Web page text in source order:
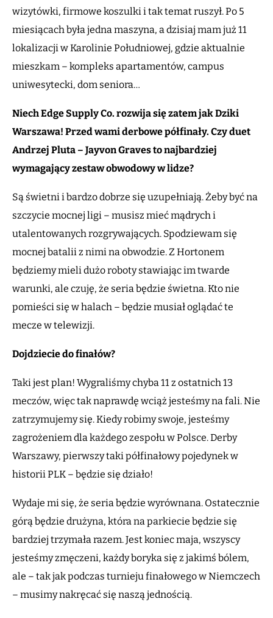
wizytówki, firmowe koszulki i tak temat ruszył. Po 5
miesiącach była jedna maszyna, a dzisiaj mam już 11
lokalizacji w Karolinie Południowej, gdzie aktualnie
mieszkam – kompleks apartamentów, campus
uniwesytecki, dom seniora…
Niech Edge Supply Co. rozwija się zatem jak Dziki
Warszawa! Przed wami derbowe półfinały. Czy duet
Andrzej Pluta – Jayvon Graves to najbardziej
wymagający zestaw obwodowy w lidze?
Są świetni i bardzo dobrze się uzupełniają. Żeby być na
szczycie mocnej ligi – musisz mieć mądrych i
utalentowanych rozgrywających. Spodziewam się
mocnej batalii z nimi na obwodzie. Z Hortonem
będziemy mieli dużo roboty stawiając im twarde
warunki, ale czuję, że seria będzie świetna. Kto nie
pomieści się w halach – będzie musiał oglądać te
mecze w telewizji.
Dojdziecie do finałów?
Taki jest plan! Wygraliśmy chyba 11 z ostatnich 13
meczów, więc tak naprawdę wciąż jesteśmy na fali. Nie
zatrzymujemy się. Kiedy robimy swoje, jesteśmy
zagrożeniem dla każdego zespołu w Polsce. Derby
Warszawy, pierwszy taki półfinałowy pojedynek w
historii PLK – będzie się działo!
Wydaje mi się, że seria będzie wyrównana. Ostatecznie
górą będzie drużyna, która na parkiecie będzie się
bardziej trzymała razem. Jest koniec maja, wszyscy
jesteśmy zmęczeni, każdy boryka się z jakimś bólem,
ale – tak jak podczas turnieju finałowego w Niemczech
– musimy nakręcać się naszą jednością.